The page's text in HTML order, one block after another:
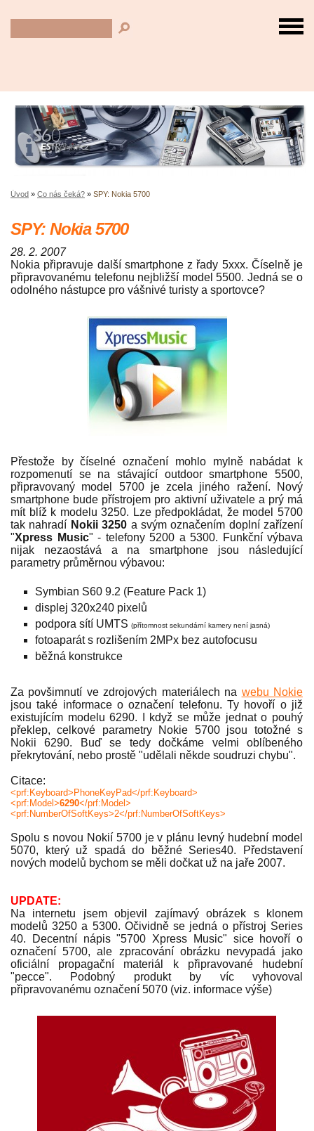
Úvod » Co nás čeká? » SPY: Nokia 5700
SPY: Nokia 5700
28. 2. 2007
Nokia připravuje další smartphone z řady 5xxx. Číselně je
připravovanému telefonu nejbližší model 5500. Jedná se o
odolného nástupce pro vášnivé turisty a sportovce?
Přestože by číselné označení mohlo mylně nabádat k
rozpomenutí se na stávající outdoor smartphone 5500,
připravovaný model 5700 je zcela jiného ražení. Nový
smartphone bude přístrojem pro aktivní uživatele a prý má
mít blíž k modelu 3250. Lze předpokládat, že model 5700
tak nahradí Nokii 3250 a svým označením doplní zařízení
"Xpress Music" - telefony 5200 a 5300. Funkční výbava
nijak nezaostává a na smartphone jsou následující
parametry průměrnou výbavou:
Symbian S60 9.2 (Feature Pack 1)
displej 320x240 pixelů
podpora sítí UMTS (přítomnost sekundární kamery není jasná)
fotoaparát s rozlišením 2MPx bez autofocusu
běžná konstrukce
Za povšimnutí ve zdrojových materiálech na webu Nokie
jsou také informace o označení telefonu. Ty hovoří o již
existujícím modelu 6290. I když se může jednat o pouhý
překlep, celkové parametry Nokie 5700 jsou totožné s
Nokii 6290. Buď se tedy dočkáme velmi oblíbeného
překrytování, nebo prostě "udělali někde soudruzi chybu".
Citace:
<prf:Keyboard>PhoneKeyPad</prf:Keyboard>
<prf:Model>6290</prf:Model>
<prf:NumberOfSoftKeys>2</prf:NumberOfSoftKeys>
Spolu s novou Nokií 5700 je v plánu levný hudební model
5070, který už spadá do běžné Series40. Představení
nových modelů bychom se měli dočkat už na jaře 2007.
UPDATE:
Na internetu jsem objevil zajímavý obrázek s klonem
modelů 3250 a 5300. Očividně se jedná o přístroj Series
40. Decentní nápis "5700 Xpress Music" sice hovoří o
označení 5700, ale zpracování obrázku nevypadá jako
oficiální propagační materiál k připravované hudební
"pecce". Podobný produkt by víc vyhovoval
připravovanému označení 5070 (viz. informace výše)